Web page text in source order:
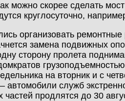
можно скорее сделать
круглосуточно,
организовать
замена подвижных
сторону пролета
на вторник и с
служб
продлятся до 30